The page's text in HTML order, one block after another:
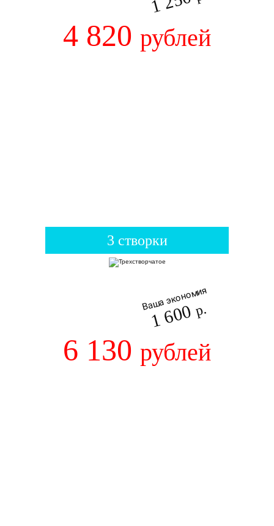
4 820 рублей
3 створки
Ваша экономия
1 600р.
6 130 рублей